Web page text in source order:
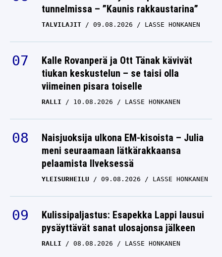
TALVILAJIT 09.08.2026 LASSE HONKANEN
Kalle Rovanperä ja Ott Tänak kävivät
tiukan keskustelun – se taisi olla
viimeinen pisara toiselle
RALLI 10.08.2026 LASSE HONKANEN
Naisjuoksija ulkona EM-kisoista – Julia
meni seuraamaan lätkärakkaansa
pelaamista Ilveksessä
YLEISURHEILU 09.08.2026
Kulissipaljastus: Esapekka Lappi lausui
pysäyttävät sanat ulosajonsa jälkeen
RALLI 08.08.2026 LASSE HONKANEN